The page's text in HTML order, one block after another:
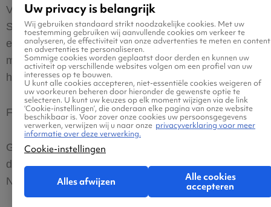
Van bezoek aan kerken tot de bars en cafés op Fleet
Street. Daarnaast zijn er ook veel musea. Dublin is
een bruisende stad. Vervoer Door de stad kan goed
met het openbaar vervoer. Om goedkoper te reizen
haal je een leap card.
Folkert van der Kooi
Ga van de gebaande paden en uit het Temple Bar
district en ontdek de kleine restaurants in het
Noorden van Dubllin.
Uw privacy is belangrijk
Wij gebruiken standaard strikt noodzakelijke cookies. Met uw
toestemming gebruiken wij aanvullende cookies om verkeer te
analyseren, de effectiviteit van onze advertenties te meten en content
en advertenties te personaliseren.
Sommige cookies worden geplaatst door derden en kunnen uw
activiteit op verschillende websites volgen om een profiel van uw
interesses op te bouwen.
U kunt alle cookies accepteren, niet-essentiële cookies weigeren of
uw voorkeuren beheren door hieronder de gewenste optie te
selecteren. U kunt uw keuzes op elk moment wijzigen via de link
‘Cookie-instellingen’, die onderaan elke pagina van onze website
beschikbaar is. Voor zover onze cookies uw persoonsgegevens
verwerken, verwijzen wij u naar onze privacyverklaring voor meer
informatie over deze verwerking.
Cookie-instellingen
Alles afwijzen
Alle cookies
accepteren